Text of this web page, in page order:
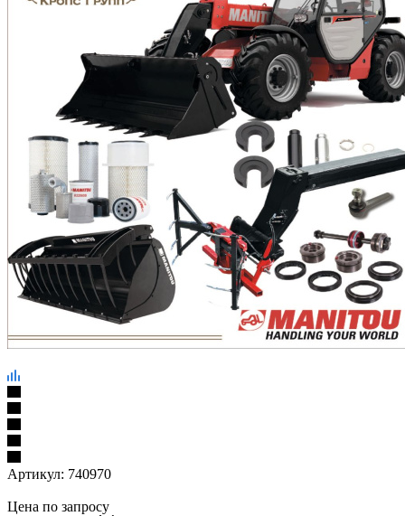
Артикул: 740970
Цена по запросу